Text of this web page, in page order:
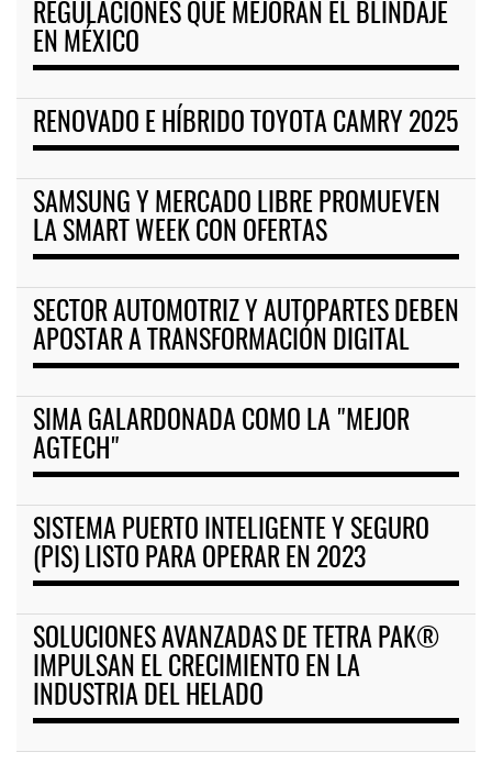
REGULACIONES QUE MEJORAN EL BLINDAJE
EN MÉXICO
RENOVADO E HÍBRIDO TOYOTA CAMRY 2025
SAMSUNG Y MERCADO LIBRE PROMUEVEN
LA SMART WEEK CON OFERTAS
SECTOR AUTOMOTRIZ Y AUTOPARTES DEBEN
APOSTAR A TRANSFORMACIÓN DIGITAL
SIMA GALARDONADA COMO LA "MEJOR
AGTECH"
SISTEMA PUERTO INTELIGENTE Y SEGURO
(PIS) LISTO PARA OPERAR EN 2023
SOLUCIONES AVANZADAS DE TETRA PAK®
IMPULSAN EL CRECIMIENTO EN LA
INDUSTRIA DEL HELADO